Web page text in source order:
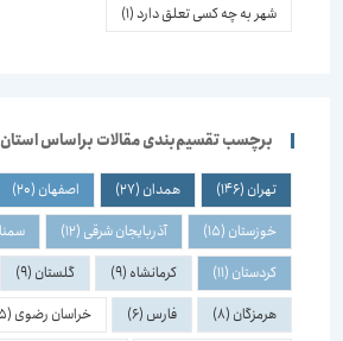
شهر به چه کسی تعلق دارد(1)
برچسب تقسیم‌بندی مقالات براساس استان
تهران(146) همدان(27) اصفهان(20)
خوزستان(15) آذربایجان شرقی(12) سمنان(12)
کردستان(11) کرمانشاه(9) گلستان(9)
هرمزگان(8) فارس(6) خراسان رضوی(5)